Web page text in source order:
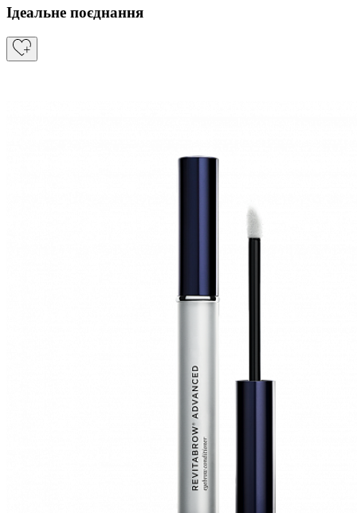
Ідеальне поєднання